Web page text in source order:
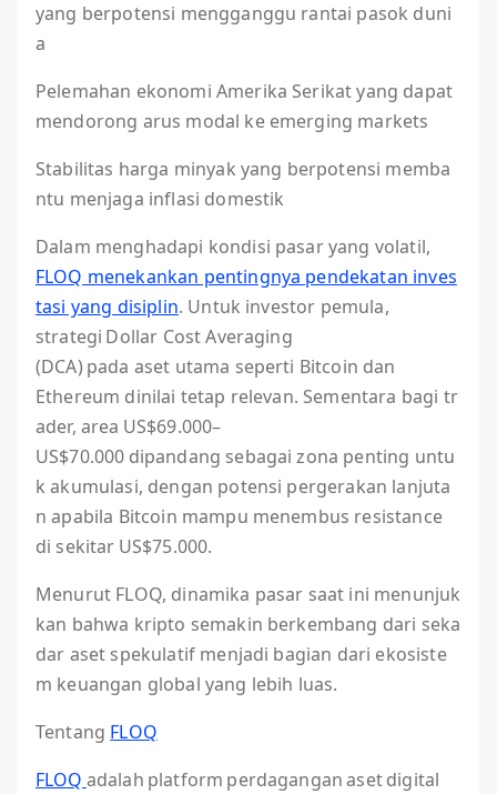
yang berpotensi mengganggu rantai pasok duni
a
Pelemahan ekonomi Amerika Serikat yang dapat
mendorong arus modal ke emerging markets
Stabilitas harga minyak yang berpotensi memba
ntu menjaga inflasi domestik
Dalam menghadapi kondisi pasar yang volatil,
FLOQ menekankan pentingnya pendekatan inves
tasi yang disiplin. Untuk investor pemula,
strategi Dollar Cost Averaging
(DCA) pada aset utama seperti Bitcoin dan
Ethereum dinilai tetap relevan. Sementara bagi tr
ader, area US$69.000–
US$70.000 dipandang sebagai zona penting untu
k akumulasi, dengan potensi pergerakan lanjuta
n apabila Bitcoin mampu menembus resistance
di sekitar US$75.000.
Menurut FLOQ, dinamika pasar saat ini menunjuk
kan bahwa kripto semakin berkembang dari seka
dar aset spekulatif menjadi bagian dari ekosiste
m keuangan global yang lebih luas.
Tentang FLOQ
FLOQ adalah platform perdagangan aset digital